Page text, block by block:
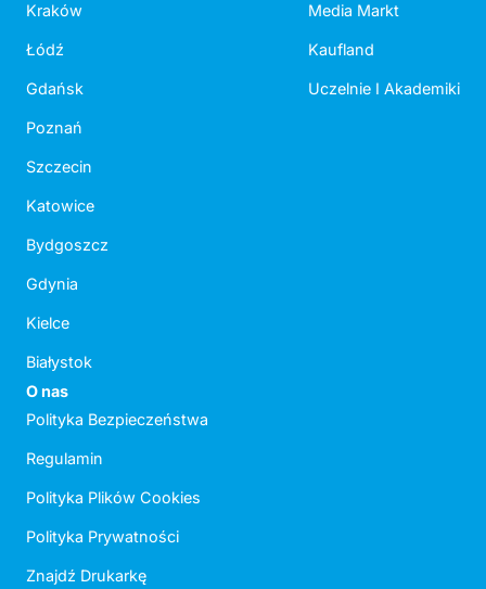
Kraków
Łódź
Gdańsk
Poznań
Szczecin
Katowice
Bydgoszcz
Gdynia
Kielce
Białystok
Media Markt
Kaufland
Uczelnie I Akademiki
O nas
Polityka Bezpieczeństwa
Regulamin
Polityka Plików Cookies
Polityka Prywatności
Znajdź Drukarkę